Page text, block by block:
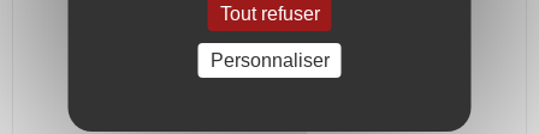
Tout refuser
Personnaliser